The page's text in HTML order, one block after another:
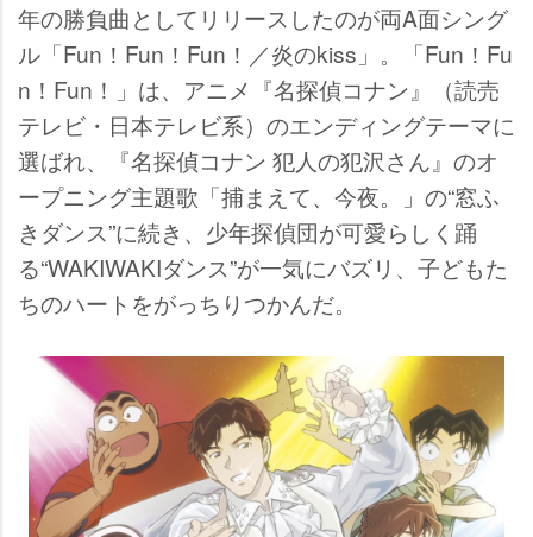
年の勝負曲としてリリースしたのが両A面シング
ル「Fun！Fun！Fun！／炎のkiss」。「Fun！Fu
n！Fun！」は、アニメ『名探偵コナン』（読売
テレビ・日本テレビ系）のエンディングテーマに
選ばれ、『名探偵コナン 犯人の犯沢さん』のオ
ープニング主題歌「捕まえて、今夜。」の“窓ふ
きダンス”に続き、少年探偵団が可愛らしく踊
る“WAKIWAKIダンス”が一気にバズリ、子どもた
ちのハートをがっちりつかんだ。